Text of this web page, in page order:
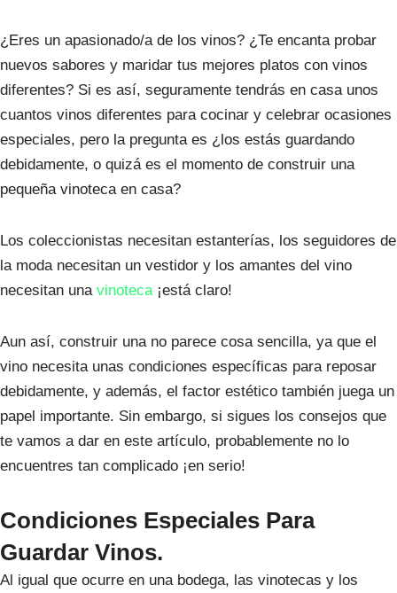
¿Eres un apasionado/a de los vinos? ¿Te encanta probar
nuevos sabores y maridar tus mejores platos con vinos
diferentes? Si es así, seguramente tendrás en casa unos
cuantos vinos diferentes para cocinar y celebrar ocasiones
especiales, pero la pregunta es ¿los estás guardando
debidamente, o quizá es el momento de construir una
pequeña vinoteca en casa?
Los coleccionistas necesitan estanterías, los seguidores de
la moda necesitan un vestidor y los amantes del vino
necesitan una vinoteca ¡está claro!
Aun así, construir una no parece cosa sencilla, ya que el
vino necesita unas condiciones específicas para reposar
debidamente, y además, el factor estético también juega un
papel importante. Sin embargo, si sigues los consejos que
te vamos a dar en este artículo, probablemente no lo
encuentres tan complicado ¡en serio!
Condiciones Especiales Para
Guardar Vinos.
Al igual que ocurre en una bodega, las vinotecas y los